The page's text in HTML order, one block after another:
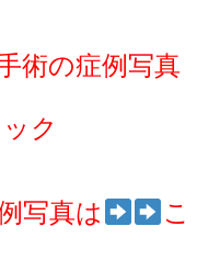
術の症例写真
ク
写真は こ